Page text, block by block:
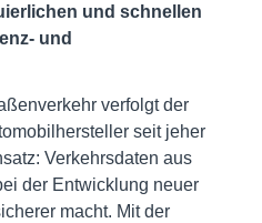
und schnellen
und
verfolgt der
seit jeher
Verkehrsdaten aus
der Entwicklung neuer
macht. Mit der